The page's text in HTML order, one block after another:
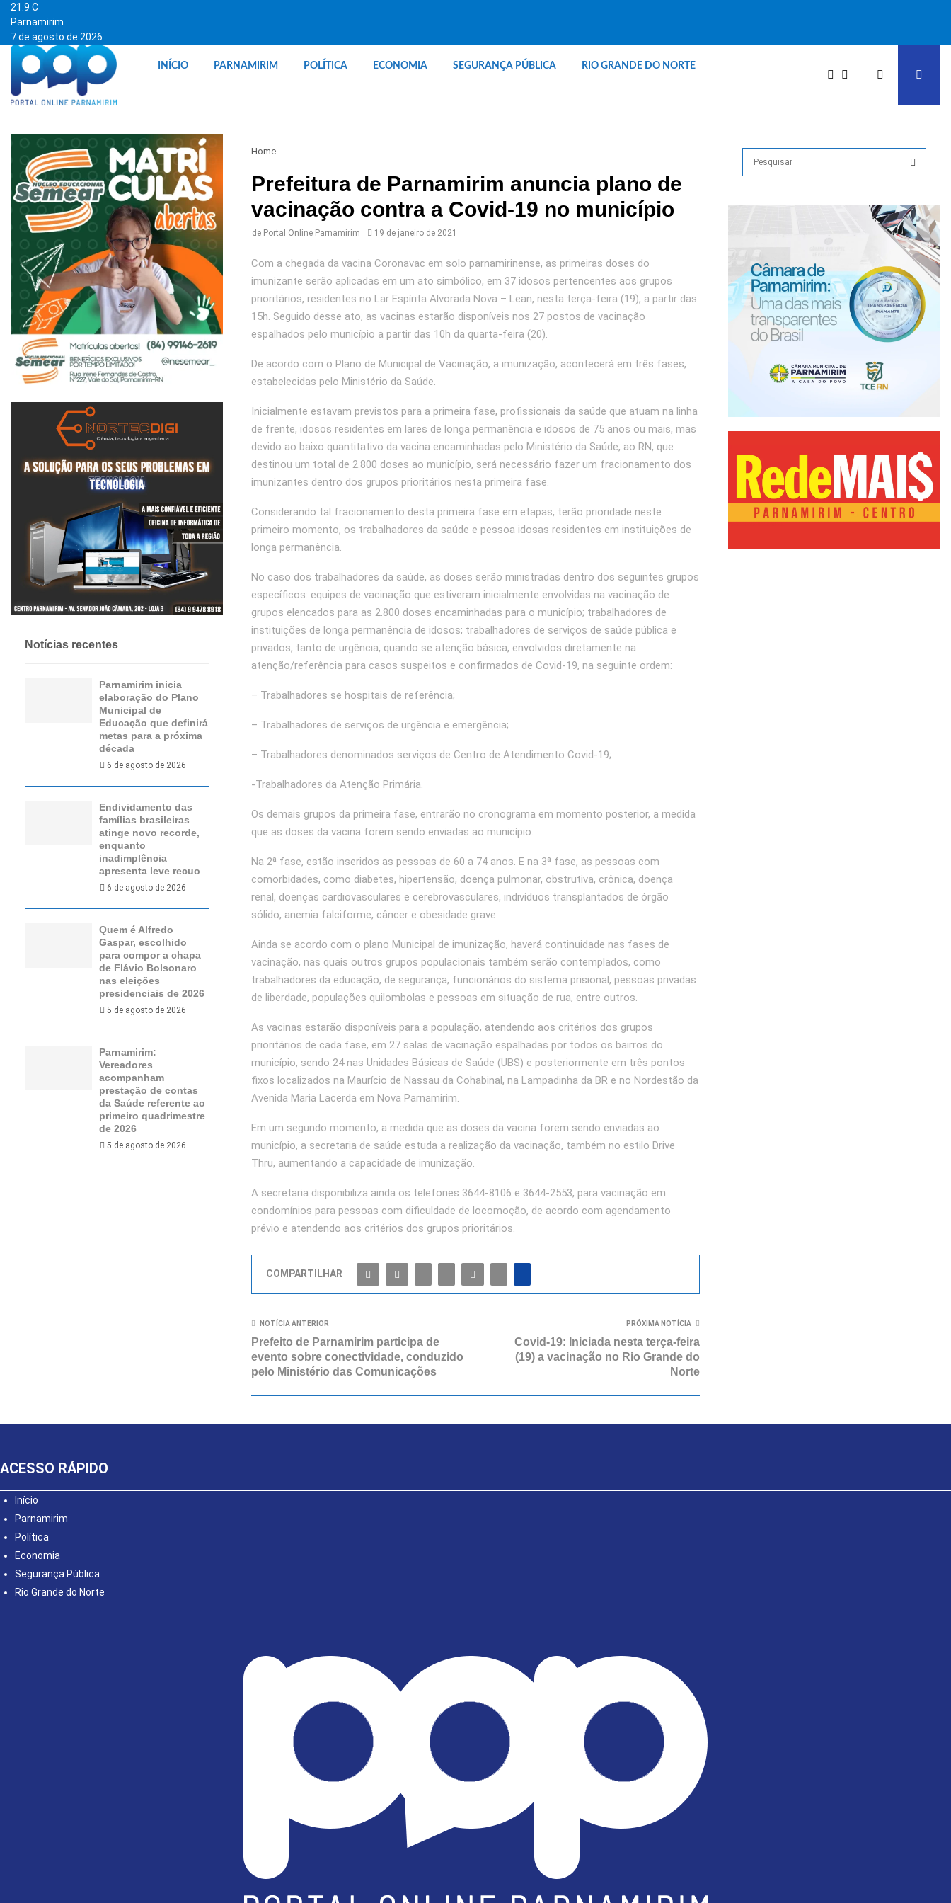
21.9 C
Parnamirim
7 de agosto de 2026
INÍCIO PARNAMIRIM POLÍTICA ECONOMIA SEGURANÇA PÚBLICA RIO GRANDE DO NORTE
Home
Prefeitura de Parnamirim anuncia plano de
vacinação contra a Covid-19 no município
de Portal Online Parnamirim 19 de janeiro de 2021
Com a chegada da vacina Coronavac em solo parnamirinense, as primeiras doses do
imunizante serão aplicadas em um ato simbólico, em 37 idosos pertencentes aos grupos
prioritários, residentes no Lar Espírita Alvorada Nova – Lean, nesta terça-feira (19), a partir das
15h. Seguido desse ato, as vacinas estarão disponíveis nos 27 postos de vacinação
espalhados pelo município a partir das 10h da quarta-feira (20).
De acordo com o Plano de Municipal de Vacinação, a imunização, acontecerá em três fases,
estabelecidas pelo Ministério da Saúde.
Inicialmente estavam previstos para a primeira fase, profissionais da saúde que atuam na linha
de frente, idosos residentes em lares de longa permanência e idosos de 75 anos ou mais, mas
devido ao baixo quantitativo da vacina encaminhadas pelo Ministério da Saúde, ao RN, que
destinou um total de 2.800 doses ao município, será necessário fazer um fracionamento dos
imunizantes dentro dos grupos prioritários nesta primeira fase.
Considerando tal fracionamento desta primeira fase em etapas, terão prioridade neste
primeiro momento, os trabalhadores da saúde e pessoa idosas residentes em instituições de
longa permanência.
No caso dos trabalhadores da saúde, as doses serão ministradas dentro dos seguintes grupos
específicos: equipes de vacinação que estiveram inicialmente envolvidas na vacinação de
grupos elencados para as 2.800 doses encaminhadas para o município; trabalhadores de
instituições de longa permanência de idosos; trabalhadores de serviços de saúde pública e
privados, tanto de urgência, quando se atenção básica, envolvidos diretamente na
atenção/referência para casos suspeitos e confirmados de Covid-19, na seguinte ordem:
– Trabalhadores se hospitais de referência;
– Trabalhadores de serviços de urgência e emergência;
– Trabalhadores denominados serviços de Centro de Atendimento Covid-19;
-Trabalhadores da Atenção Primária.
Os demais grupos da primeira fase, entrarão no cronograma em momento posterior, a medida
que as doses da vacina forem sendo enviadas ao município.
Na 2ª fase, estão inseridos as pessoas de 60 a 74 anos. E na 3ª fase, as pessoas com
comorbidades, como diabetes, hipertensão, doença pulmonar, obstrutiva, crônica, doença
renal, doenças cardiovasculares e cerebrovasculares, indivíduos transplantados de órgão
sólido, anemia falciforme, câncer e obesidade grave.
Ainda se acordo com o plano Municipal de imunização, haverá continuidade nas fases de
vacinação, nas quais outros grupos populacionais também serão contemplados, como
trabalhadores da educação, de segurança, funcionários do sistema prisional, pessoas privadas
de liberdade, populações quilombolas e pessoas em situação de rua, entre outros.
As vacinas estarão disponíveis para a população, atendendo aos critérios dos grupos
prioritários de cada fase, em 27 salas de vacinação espalhadas por todos os bairros do
município, sendo 24 nas Unidades Básicas de Saúde (UBS) e posteriormente em três pontos
fixos localizados na Maurício de Nassau da Cohabinal, na Lampadinha da BR e no Nordestão da
Avenida Maria Lacerda em Nova Parnamirim.
Em um segundo momento, a medida que as doses da vacina forem sendo enviadas ao
município, a secretaria de saúde estuda a realização da vacinação, também no estilo Drive
Thru, aumentando a capacidade de imunização.
A secretaria disponibiliza ainda os telefones 3644-8106 e 3644-2553, para vacinação em
condomínios para pessoas com dificuldade de locomoção, de acordo com agendamento
prévio e atendendo aos critérios dos grupos prioritários.
COMPARTILHAR
NOTÍCIA ANTERIOR
Prefeito de Parnamirim participa de
evento sobre conectividade, conduzido
pelo Ministério das Comunicações
PRÓXIMA NOTÍCIA
Covid-19: Iniciada nesta terça-feira
(19) a vacinação no Rio Grande do
Norte
Notícias recentes
Parnamirim inicia
elaboração do Plano
Municipal de
Educação que definirá
metas para a próxima
década
6 de agosto de 2026
Endividamento das
famílias brasileiras
atinge novo recorde,
enquanto
inadimplência
apresenta leve recuo
6 de agosto de 2026
Quem é Alfredo
Gaspar, escolhido
para compor a chapa
de Flávio Bolsonaro
nas eleições
presidenciais de 2026
5 de agosto de 2026
Parnamirim:
Vereadores
acompanham
prestação de contas
da Saúde referente ao
primeiro quadrimestre
de 2026
5 de agosto de 2026
r
:
E
A
R
C
H
ACESSO RÁPIDO
Início
Parnamirim
Política
Economia
Segurança Pública
Rio Grande do Norte